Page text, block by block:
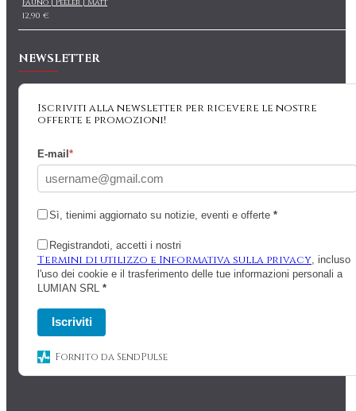
Fauno | Peeler | Matt
12,90 €
NEWSLETTER
Iscriviti alla newsletter per ricevere le nostre
offerte e promozioni!
E-mail *
Sì, tienimi aggiornato su notizie, eventi e offerte *
Registrandoti, accetti i nostri
Termini di utilizzo e Informativa sulla privacy, incluso
l'uso dei cookie e il trasferimento delle tue informazioni personali a
LUMIAN SRL *
Iscriviti
Fornito da SendPulse